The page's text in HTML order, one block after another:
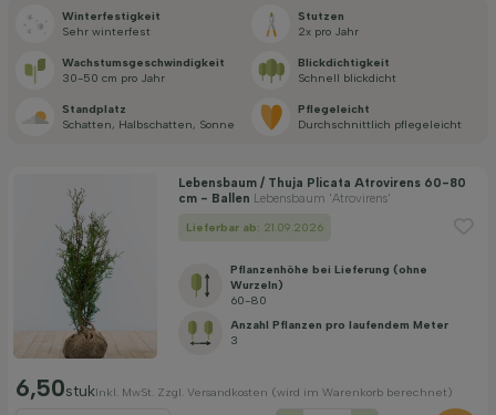
Preis
Widerstandsfähigkeit
Filter anwenden
Winterfestigkeit
Sehr winterfest
Stutzen
2x pro Jahr
Wachstums­geschwindigkeit
30-50 cm pro Jahr
Blickdichtigkeit
Schnell blickdicht
Standplatz
Schatten, Halbschatten, Sonne
Pflegeleicht
Durch­schnittlich pflegeleicht
Lebensbaum / Thuja Plicata Atrovirens 60-80
cm - Ballen Lebensbaum 'Atrovirens'
Lieferbar ab: 21.09.2026
Pflanzenhöhe bei Lieferung (ohne
Wurzeln)
60-80
Anzahl Pflanzen pro laufendem Meter
3
6,50stukInkl. MwSt. Zzgl. Versandkosten (wird im Warenkorb berechnet)